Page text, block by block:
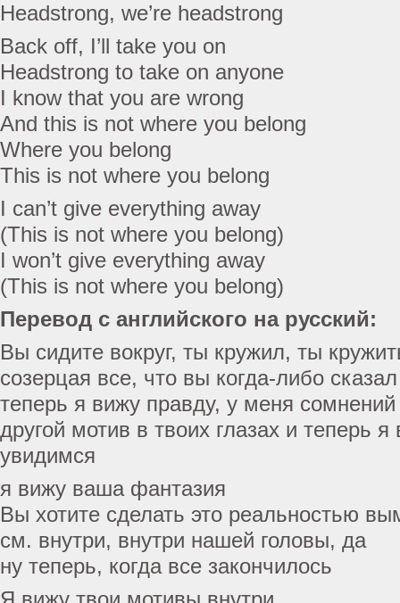
Headstrong, we’re headstrong
Back off, I’ll take you on
Headstrong to take on anyone
I know that you are wrong
And this is not where you belong
Where you belong
This is not where you belong
I can’t give everything away
(This is not where you belong)
I won’t give everything away
(This is not where you belong)
Перевод с английского на русский:
Вы сидите вокруг, ты кружил, ты
созерцая все, что вы когда-либо сказал
теперь я вижу правду, у меня сомнений
другой мотив в твоих глазах и теперь я
увидимся
я вижу ваша фантазия
Вы хотите сделать это реальностью
см. внутри, внутри нашей головы, да
ну теперь, когда все закончилось